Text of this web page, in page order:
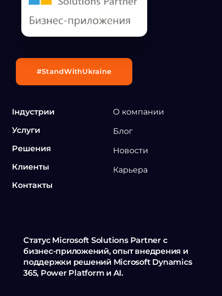
Індустрии
Услуги
Решения
Клиенты
Контакты
О компании
Блог
Новости
Карьера
Статус Microsoft Solutions Partner с
бизнес-приложений, опыт внедрения и
поддержки решений Microsoft Dynamics
365, Power Platform и AI.
#StandWithUkraine